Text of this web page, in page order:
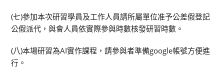
(七)參加本次研習學員及工作人員請所屬單位准予公差假登記
公假派代，與會人員依實際參與時數核發研習時數。
(八)本場研習為AI實作課程，請參與者準備google帳號方便進
行。